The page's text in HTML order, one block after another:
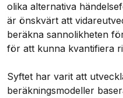
olika alternativa
är önskvärt att
beräkna sannolikheten
för att kunna kvantifiera
Syftet har varit att
beräkningsmodeller